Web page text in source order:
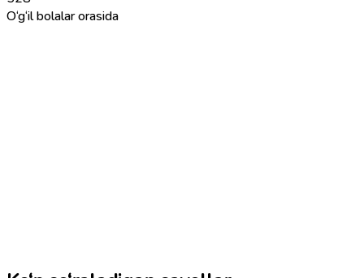
O‘g‘il bolalar orasida